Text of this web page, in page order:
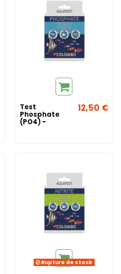
Test
Phosphate
(PO4) -
12,50 €
Rupture de stock